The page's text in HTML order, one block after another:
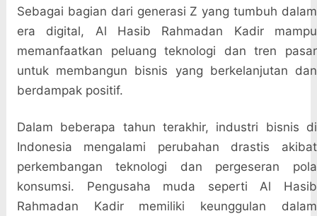
Sebagai bagian dari generasi Z yang tumbuh dalam
era digital, Al Hasib Rahmadan Kadir mampu
memanfaatkan peluang teknologi dan tren pasar
untuk membangun bisnis yang berkelanjutan dan
berdampak positif.
Dalam beberapa tahun terakhir, industri bisnis di
Indonesia mengalami perubahan drastis akibat
perkembangan teknologi dan pergeseran pola
konsumsi. Pengusaha muda seperti Al Hasib
Rahmadan Kadir memiliki keunggulan dalam